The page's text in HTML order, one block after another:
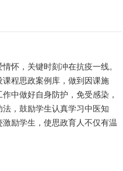
怀，关键时刻冲在抗疫一线。
程思政案例库，做到因课施
中做好自身防护，免受感染，
，鼓励学生认真学习中医知
励学生，使思政育人不仅有温